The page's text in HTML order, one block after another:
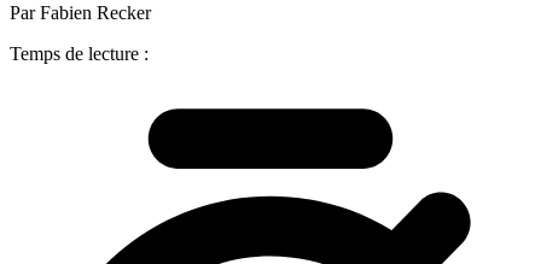
Par Fabien Recker
Temps de lecture :